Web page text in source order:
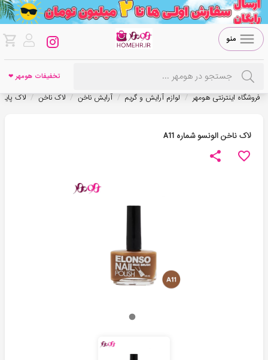
منو
تخفیفات هومهر ❤
فروشگاه اینترنتی هومهر / لوازم آرایش و گریم / آرایش ناخن / لاک ناخن / لاک
لاک ناخن الونسو شماره A11